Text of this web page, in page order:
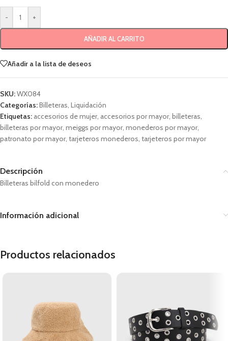
- +
AÑADIR AL CARRITO
Añadir a la lista de deseos
SKU:WX084
Categorías:Billeteras, Liquidación
Etiquetas: accesorios de mujer, accesorios por mayor, billeteras,
billeteras por mayor, meiggs por mayor, monederos por mayor,
patronato por mayor, tarjeteros monederos, tarjeteros por mayor
Descripción
Billeteras bilfold con monedero
Información adicional
Productos relacionados